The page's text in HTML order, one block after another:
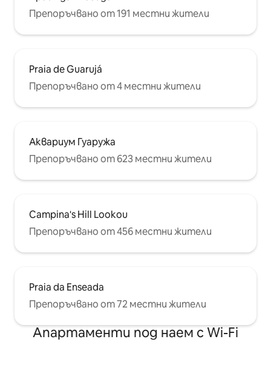
Препоръчвано от 191 местни жители
Praia de Guarujá
Препоръчвано от 4 местни жители
Аквариум Гуаружа
Препоръчвано от 623 местни жители
Campina's Hill Lookou
Препоръчвано от 456 местни жители
Praia da Enseada
Препоръчвано от 72 местни жители
Апартаменти под наем с Wi-Fi